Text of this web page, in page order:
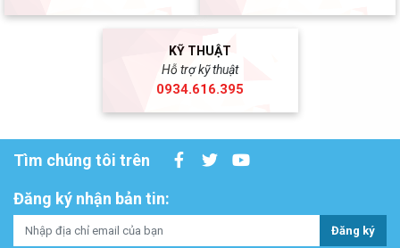
KỸ THUẬT
Hỗ trợ kỹ thuật
0934.616.395
Tìm chúng tôi trên
Đăng ký nhận bản tin:
Đăng ký